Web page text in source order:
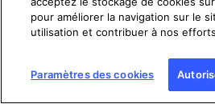
Publié le 10/06/2026 à 11:58
pour améliorer la navigation sur le
utilisation et contribuer à nos
Paramètres des cookies